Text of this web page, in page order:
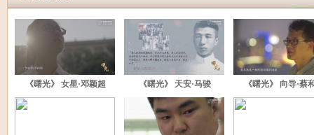
《曙光》 女星·邓颖超 《曙光》 天安·马骏 《曙光》 向导·蔡